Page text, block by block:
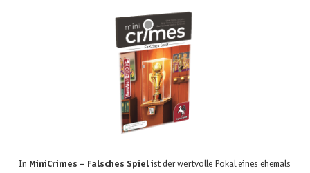
In MiniCrimes – Falsches Spielist der wertvolle Pokal eines ehemals